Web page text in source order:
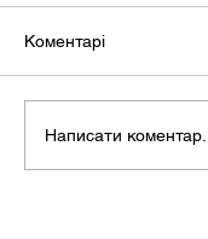
Коментарі
Написати коментар...